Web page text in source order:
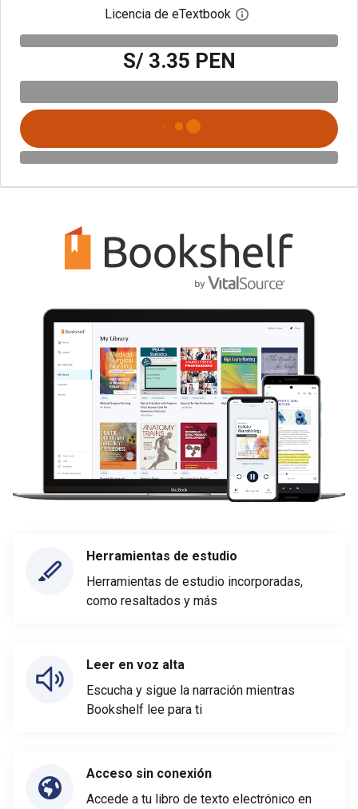
Licencia de eTextbook Abre el cuadro de
S/ 3.35 PEN
Herramientas de estudio
Herramientas de estudio incorporadas,
como resaltados y más
Leer en voz alta
Escucha y sigue la narración mientras
Bookshelf lee para ti
Acceso sin conexión
Accede a tu libro de texto electrónico en